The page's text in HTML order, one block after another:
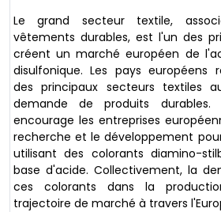
Le grand secteur textile,
vêtements durables, est l'un des
créent un marché européen de
disulfonique. Les pays européens
des principaux secteurs textiles
demande de produits durables.
encourage les entreprises
recherche et le développement
utilisant des colorants diamino-
base d'acide. Collectivement, la
ces colorants dans la
trajectoire de marché à travers